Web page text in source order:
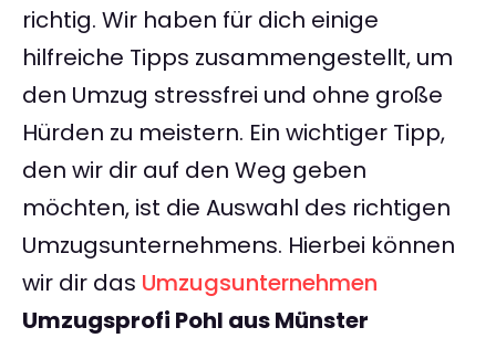
richtig. Wir haben für dich einige
hilfreiche Tipps zusammengestellt, um
den Umzug stressfrei und ohne große
Hürden zu meistern. Ein wichtiger Tipp,
den wir dir auf den Weg geben
möchten, ist die Auswahl des richtigen
Umzugsunternehmens. Hierbei können
wir dir das Umzugsunternehmen
Umzugsprofi Pohl aus Münster